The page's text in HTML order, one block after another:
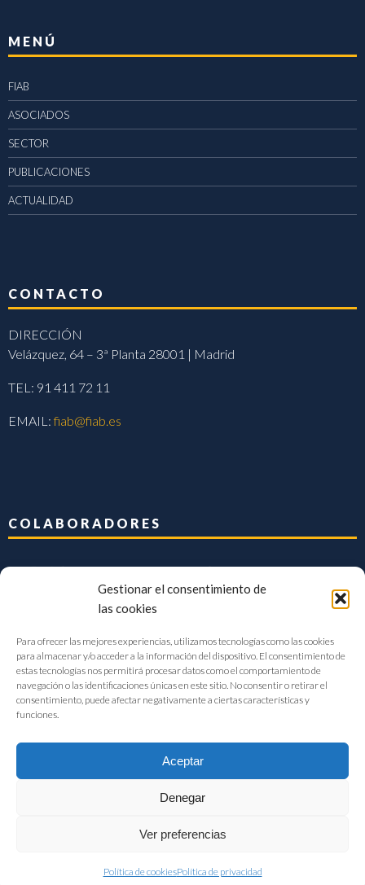
Gestionar el consentimiento de
las cookies
Para ofrecer las mejores experiencias, utilizamos tecnologías como las cookies
para almacenar y/o acceder a la información del dispositivo. El consentimiento de
estas tecnologías nos permitirá procesar datos como el comportamiento de
navegación o las identificaciones únicas en este sitio. No consentir o retirar el
consentimiento, puede afectar negativamente a ciertas características y
funciones.
Aceptar
Denegar
Ver preferencias
Política de cookiesPolítica de privacidad
MENÚ
FIAB
ASOCIADOS
SECTOR
PUBLICACIONES
ACTUALIDAD
CONTACTO
DIRECCIÓN
Velázquez, 64 – 3ª Planta 28001 | Madrid
TEL: 91 411 72 11
EMAIL:fiab@fiab.es
COLABORADORES
FIAB Federación Española de Industrias de la Alimentación y Bebidas